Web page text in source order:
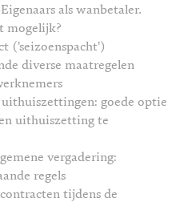
als wanbetaler.
mogelijk?
('seizoenspacht')
diverse maatregelen
goede optie
uithuiszetting te
vergadering:
regels
tijdens de